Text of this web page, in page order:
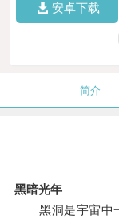
安卓下载
简介
黑暗光年
黑洞是宇宙中一